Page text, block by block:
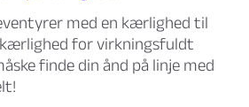
med en kærlighed til
for virkningsfuldt
finde din ånd på linje med